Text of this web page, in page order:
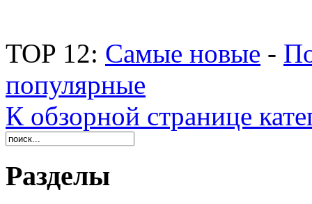
TOP 12: Самые новые -
популярные
К обзорной странице
Разделы